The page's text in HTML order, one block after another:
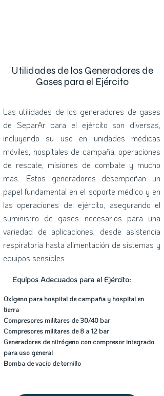
Utilidades de los Generadores de
Gases para el Ejército
Las utilidades de los generadores de gases
de SeparAr para el ejército son diversas,
incluyendo su uso en unidades médicas
móviles, hospitales de campaña, operaciones
de rescate, misiones de combate y mucho
más. Estos generadores desempeñan un
papel fundamental en el soporte médico y en
las operaciones del ejército, asegurando el
suministro de gases necesarios para una
variedad de aplicaciones, desde asistencia
respiratoria hasta alimentación de sistemas y
equipos sensibles.
Equipos Adecuados para el Ejército:
Oxígeno para hospital de campaña y hospital en
tierra
Compresores militares de 30/40 bar
Compresores militares de 8 a 12 bar
Generadores de nitrógeno con compresor integrado
para uso general
Bomba de vacío de tornillo